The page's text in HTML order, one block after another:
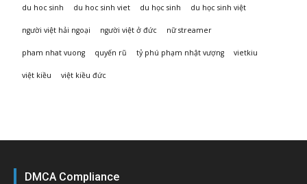
du hoc sinh du hoc sinh viet du học sinh du học sinh việt
người việt hải ngoại người việt ở đức nữ streamer
pham nhat vuong quyến rũ tỷ phú phạm nhật vượng vietkiu
việt kiều việt kiều đức
DMCA Compliance